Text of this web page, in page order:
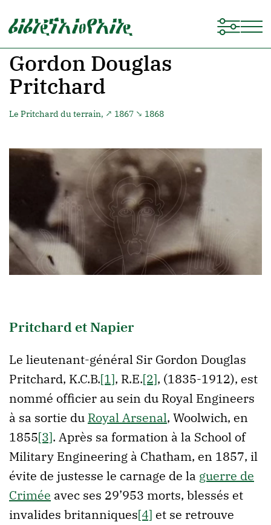
Gordon Douglas
Pritchard
Le Pritchard du terrain, ↗ 1867 ↘ 1868
Pritchard et Napier
Le lieutenant-général Sir Gordon Douglas
Pritchard, K.C.B.[1], R.E.[2], (1835-1912), est
nommé officier au sein du Royal Engineers
à sa sortie du Royal Arsenal, Woolwich, en
1855[3]. Après sa formation à la School of
Military Engineering à Chatham, en 1857, il
évite de justesse le carnage de la guerre de
Crimée avec ses 29’953 morts, blessés et
invalides britanniques[4] et se retrouve